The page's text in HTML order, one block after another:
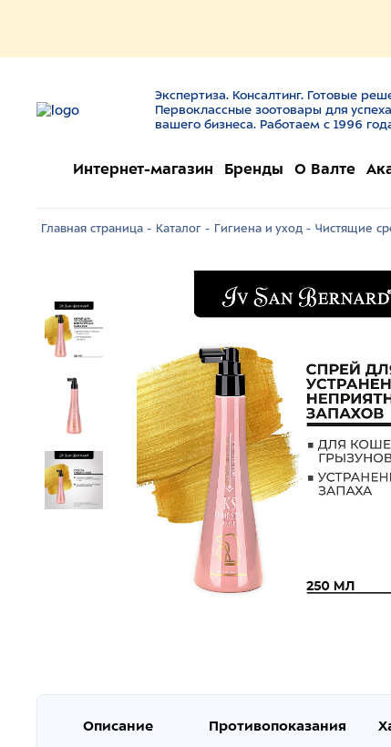
Экспертиза. Консалтинг. Готовые
Первоклассные зоотовары для успеха
вашего бизнеса. Работаем с 1996
Интернет-магазин Бренды О Валте
Главная страница - Каталог - Гигиена и уход - Чистящие
Описание Противопоказания